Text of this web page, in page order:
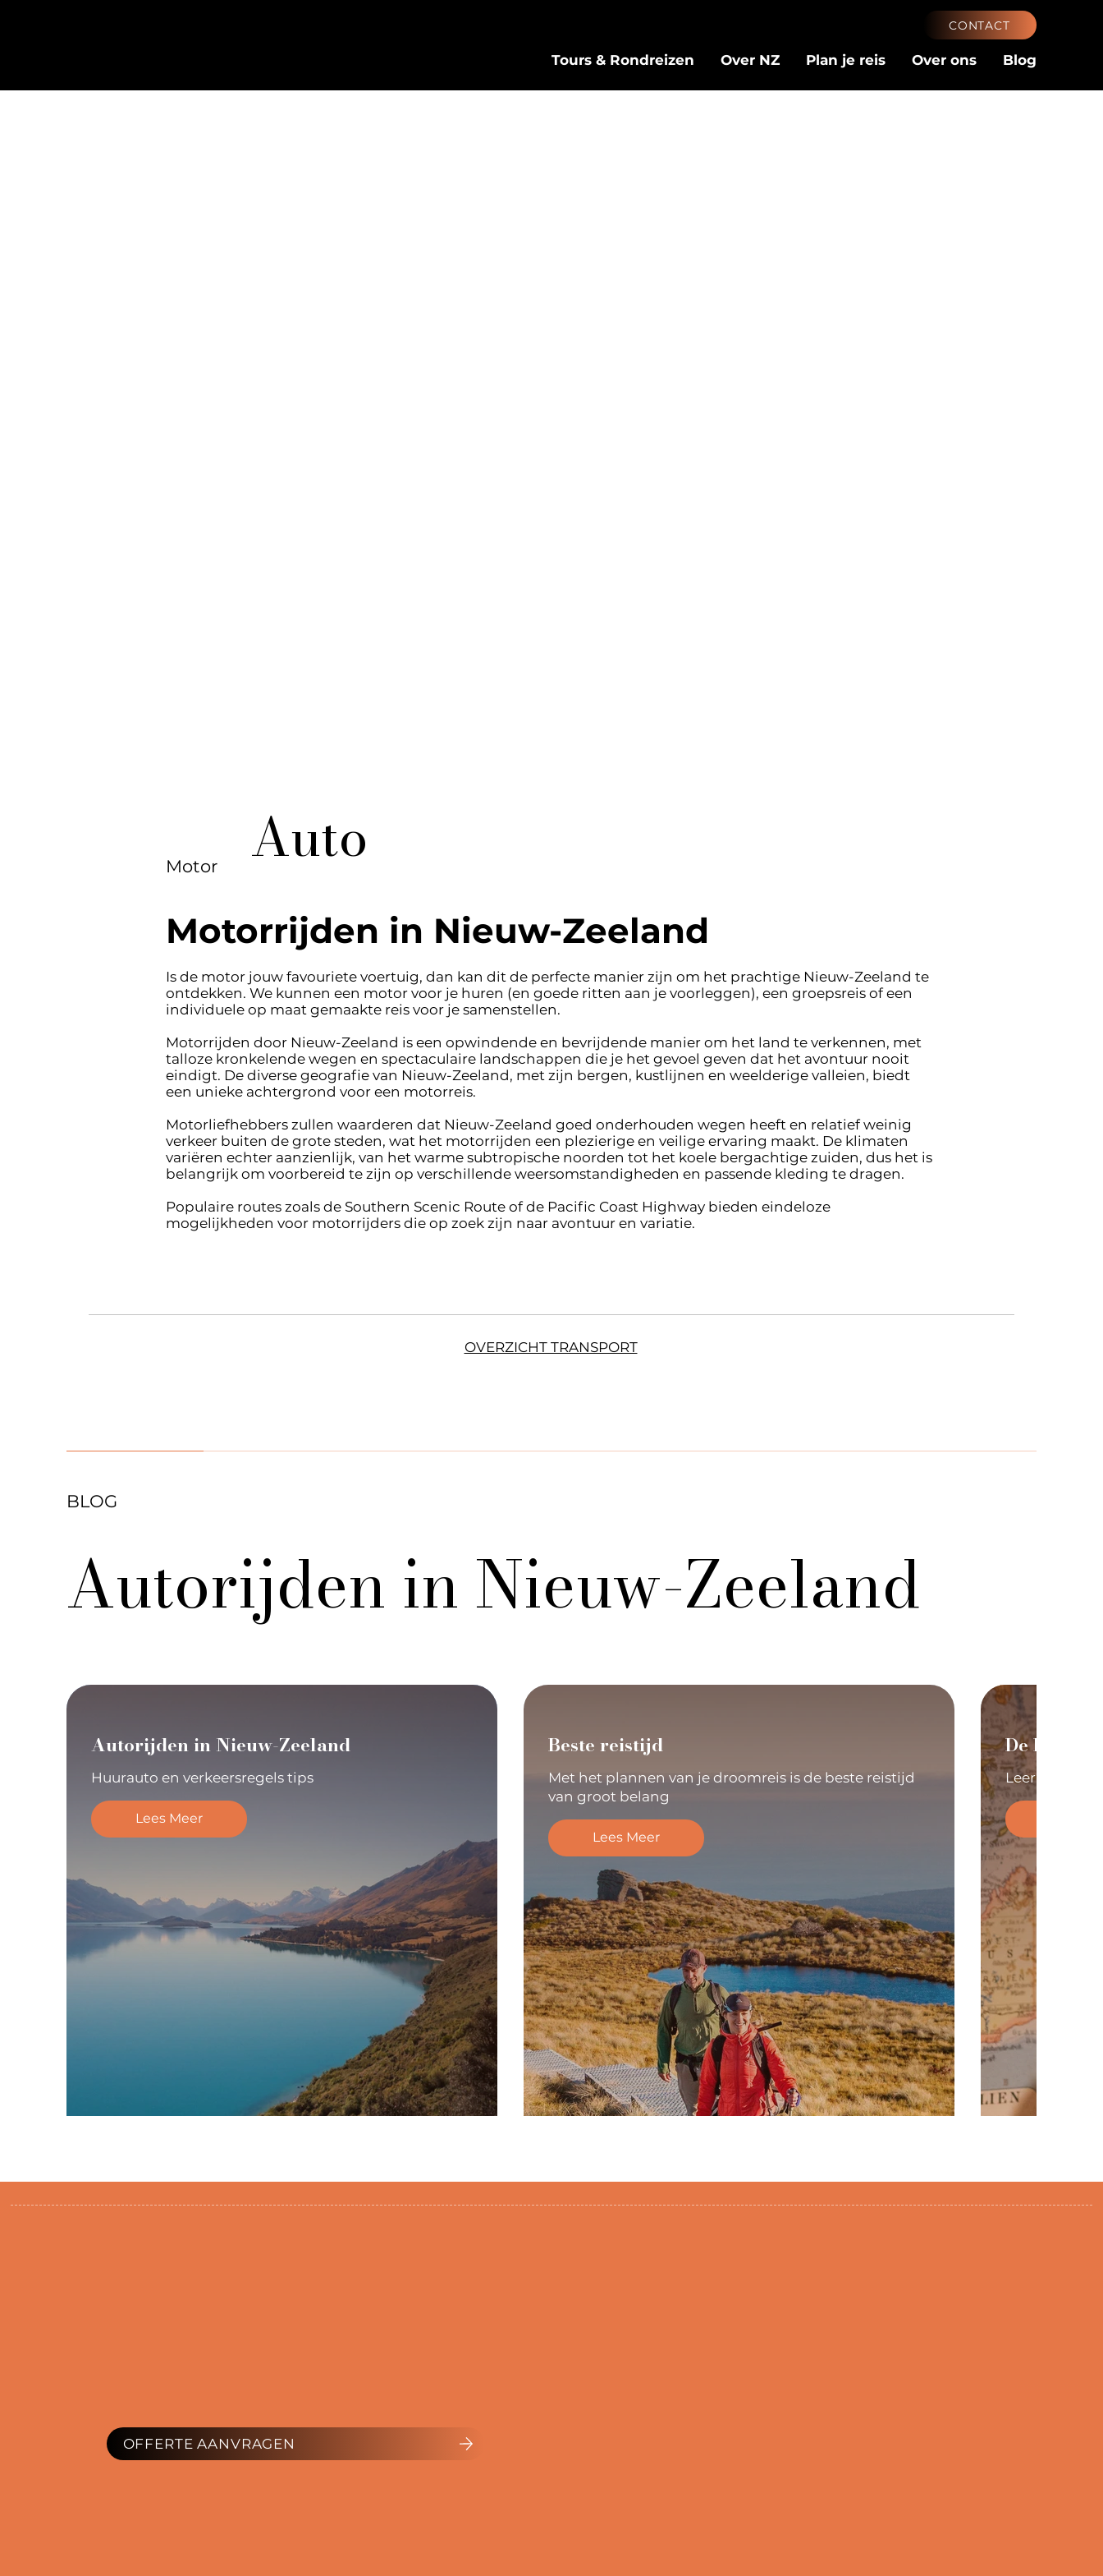
Γ CONTACT
Tours & Rondreizen Over NZ Plan je reis Over ons Blog
Auto
Motor
Motorrijden in Nieuw-Zeeland
Is de motor jouw favouriete voertuig, dan kan dit de perfecte manier zijn om het prachtige Nieuw-Zeeland te
ontdekken. We kunnen een motor voor je huren (en goede ritten aan je voorleggen), een groepsreis of een
individuele op maat gemaakte reis voor je samenstellen.
Motorrijden door Nieuw-Zeeland is een opwindende en bevrijdende manier om het land te verkennen, met
talloze kronkelende wegen en spectaculaire landschappen die je het gevoel geven dat het avontuur nooit
eindigt. De diverse geografie van Nieuw-Zeeland, met zijn bergen, kustlijnen en weelderige valleien, biedt
een unieke achtergrond voor een motorreis.
Motorliefhebbers zullen waarderen dat Nieuw-Zeeland goed onderhouden wegen heeft en relatief weinig
verkeer buiten de grote steden, wat het motorrijden een plezierige en veilige ervaring maakt. De klimaten
variëren echter aanzienlijk, van het warme subtropische noorden tot het koele bergachtige zuiden, dus het is
belangrijk om voorbereid te zijn op verschillende weersomstandigheden en passende kleding te dragen.
Populaire routes zoals de Southern Scenic Route of de Pacific Coast Highway bieden eindeloze
mogelijkheden voor motorrijders die op zoek zijn naar avontuur en variatie.
OVERZICHT TRANSPORT
BLOG
Autorijden in Nieuw-Zeeland
Autorijden in Nieuw-Zeeland
Huurauto en verkeersregels tips
Lees Meer
Beste reistijd
Met het plannen van je droomreis is de beste reistijd
van groot belang
Lees Meer
De ligging
Leer meer
OFFERTE AANVRAGEN